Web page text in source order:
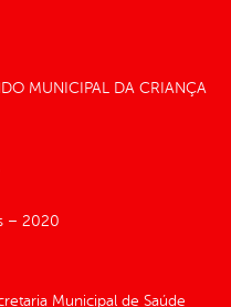
MUNICIPAL DA CRIANÇA
– 2020
Municipal de Saúde